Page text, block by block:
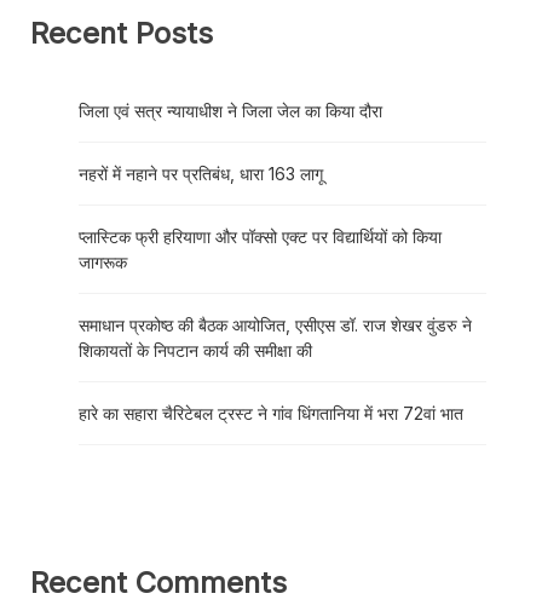
Recent Posts
जिला एवं सत्र न्यायाधीश ने जिला जेल का किया दौरा
नहरों में नहाने पर प्रतिबंध, धारा 163 लागू
प्लास्टिक फ्री हरियाणा और पॉक्सो एक्ट पर विद्यार्थियों को किया
जागरूक
समाधान प्रकोष्ठ की बैठक आयोजित, एसीएस डॉ. राज शेखर वुंडरु ने
शिकायतों के निपटान कार्य की समीक्षा की
हारे का सहारा चैरिटेबल ट्रस्ट ने गांव धिंगतानिया में भरा 72वां भात
Recent Comments